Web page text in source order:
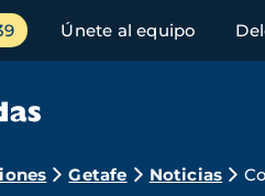
Únete al equipo
Getafe Noticias